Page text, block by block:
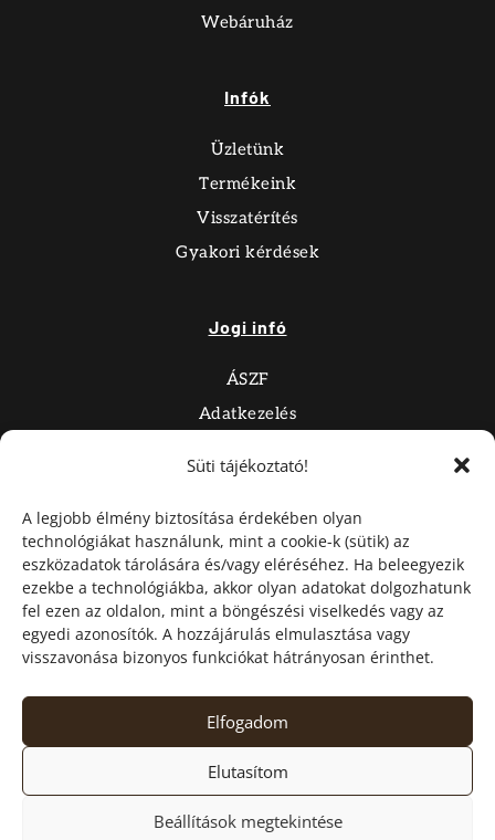
Süti tájékoztató!
A legjobb élmény biztosítása érdekében olyan
technológiákat használunk, mint a cookie-k (sütik) az
eszközadatok tárolására és/vagy eléréséhez. Ha beleegyezik
ezekbe a technológiákba, akkor olyan adatokat dolgozhatunk
fel ezen az oldalon, mint a böngészési viselkedés vagy az
egyedi azonosítók. A hozzájárulás elmulasztása vagy
visszavonása bizonyos funkciókat hátrányosan érinthet.
Elfogadom
Elutasítom
Beállítások megtekintése
Webáruház
Infók
Üzletünk
Termékeink
Visszatérítés
Gyakori kérdések
Jogi infó
ÁSZF
Adatkezelés
Süti tájékoztató
Online fizetés
Online bankkártyás fizetés aBarionrendszerén keresztül.
100% BIZTONSÁGOS FIZETÉS!
COPYRIGHT © 2015-2025 PARAJDI SÓ TERMÉKEK | MINDEN
JOG FENNTARTVA.